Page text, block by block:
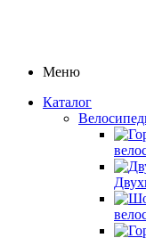
Меню
Каталог